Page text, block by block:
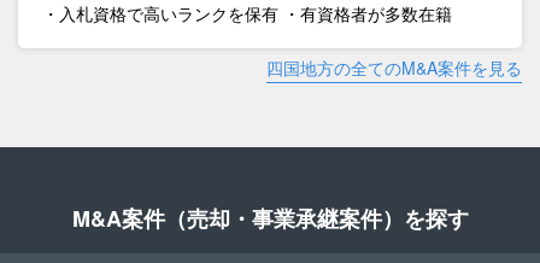
・入札資格で高いランクを保有 ・有資格者が多数在籍
四国地方の全てのM&A案件を見る
M&A案件（売却・事業承継案件）を探す